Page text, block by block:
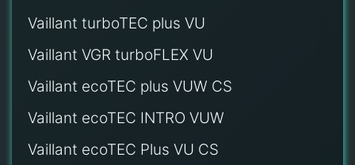
Vaillant turboTEC plus VU
Vaillant VGR turboFLEX VU
Vaillant ecoTEC plus VUW CS
Vaillant ecoTEC INTRO VUW
Vaillant ecoTEC Plus VU CS